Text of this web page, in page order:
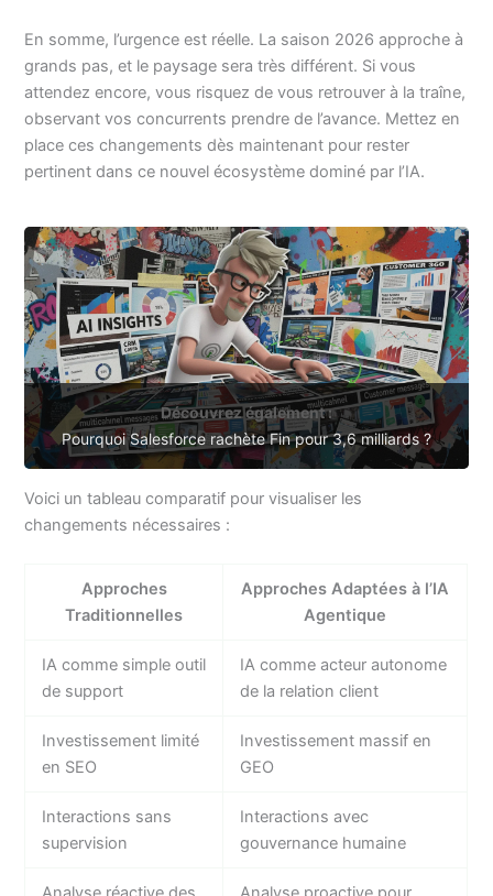
En somme, l’urgence est réelle. La saison 2026 approche à
grands pas, et le paysage sera très différent. Si vous
attendez encore, vous risquez de vous retrouver à la traîne,
observant vos concurrents prendre de l’avance. Mettez en
place ces changements dès maintenant pour rester
pertinent dans ce nouvel écosystème dominé par l’IA.
Découvrez également :
Pourquoi Salesforce rachète Fin pour 3,6 milliards ?
Voici un tableau comparatif pour visualiser les
changements nécessaires :
Approches
Traditionnelles
Approches Adaptées à l’IA
Agentique
IA comme simple outil
de support
IA comme acteur autonome
de la relation client
Investissement limité
en SEO
Investissement massif en
GEO
Interactions sans
supervision
Interactions avec
gouvernance humaine